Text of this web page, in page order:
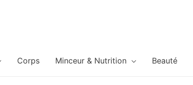
Corps Minceur & Nutrition Beauté